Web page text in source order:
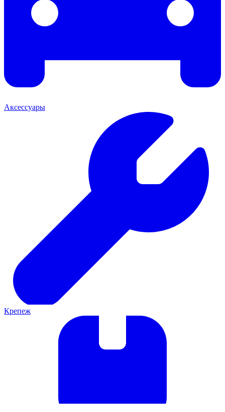
Аксессуары
Крепеж